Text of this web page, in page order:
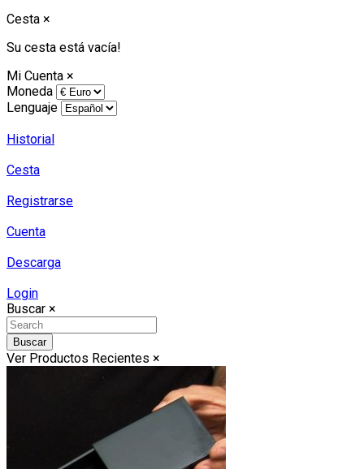
Cesta ×
Su cesta está vacía!
Mi Cuenta ×
Moneda
Lenguaje
Historial
Cesta
Registrarse
Cuenta
Descarga
Login
Buscar ×
Buscar
Ver Productos Recientes ×